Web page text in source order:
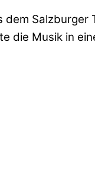
Salzburger
die Musik in